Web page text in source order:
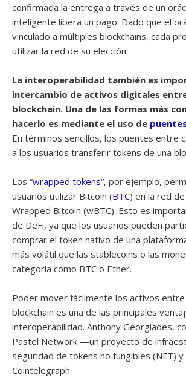
confirmada la entrega a través de un
inteligente libera un pago. Dado que el
vinculado a múltiples blockchains, cada
utilizar la red de su elección.
La interoperabilidad también es
intercambio de activos digitales
blockchain. Una de las formas más
hacerlo es mediante el uso de
En términos sencillos, los puentes entre
a los usuarios transferir tokens de una
Los “wrapped tokens“, por ejemplo,
usuarios utilizar Bitcoin (BTC) en la red
Wrapped Bitcoin (wBTC). Esto es
de DeFi, ya que los usuarios pueden
comprar el token nativo de una
más volátil que las stablecoins o las
categoría como BTC o Ether.
Poder mover fácilmente los activos
blockchain es una de las principales
interoperabilidad. Anthony Georgiades,
Pastel Network —un proyecto de
seguridad de tokens no fungibles (NFT)
Cointelegraph: